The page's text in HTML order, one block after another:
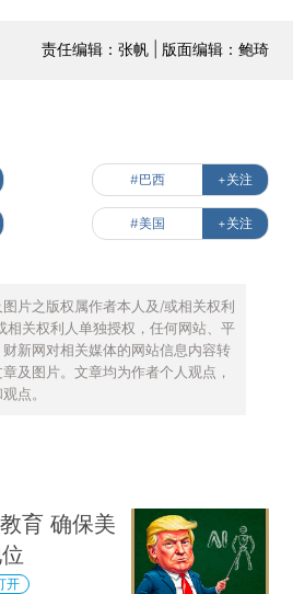
责任编辑：张帆 | 版面编辑：鲍琦
#巴西 +关注
#美国 +关注
片之版权属作者本人及/或相关权利
相关权利人单独授权，任何网站、平
新网对相关媒体的网站信息内容转
及图片。文章均为作者个人观点，
点。
育 确保美
开